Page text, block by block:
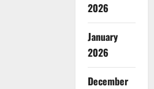
2026
January
2026
December